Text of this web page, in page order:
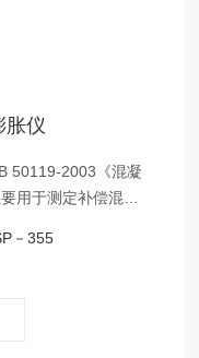
胀仪
50119-2003《混凝
用于测定补偿混凝
仪器具有操作简
售部： ：
－355